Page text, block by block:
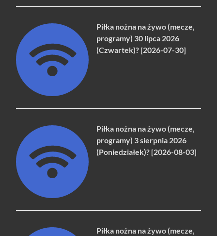
Piłka nożna na żywo (mecze,
programy) 30 lipca 2026
(Czwartek)? [2026-07-30]
Piłka nożna na żywo (mecze,
programy) 3 sierpnia 2026
(Poniedziałek)? [2026-08-03]
Piłka nożna na żywo (mecze,